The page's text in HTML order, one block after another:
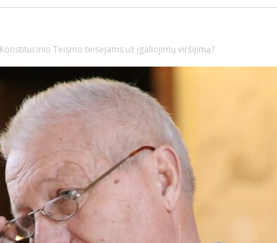
Teismo teisėjams už įgaliojimų viršijimą?